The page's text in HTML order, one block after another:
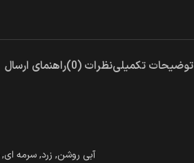
توضیحات تکمیلینظرات (0) راهنمای ارسال
آبی روشن, زرد,سرمه ای,